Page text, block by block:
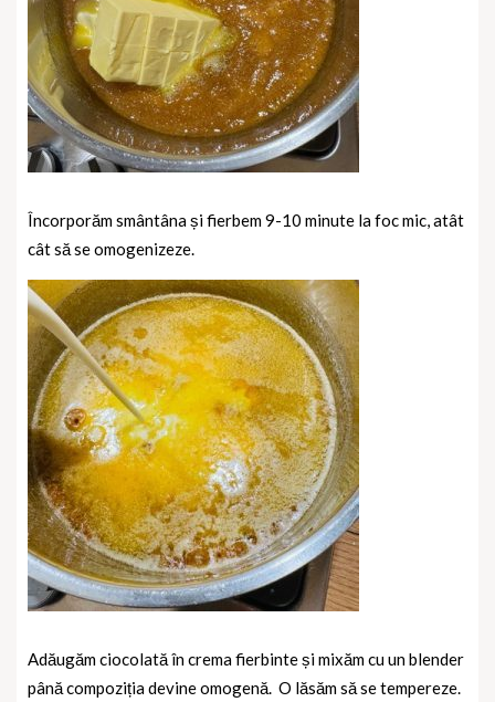
Încorporăm smântâna și fierbem 9-10 minute la foc mic, atât
cât să se omogenizeze.
Adăugăm ciocolată în crema fierbinte și mixăm cu un blender
până compoziția devine omogenă. O lăsăm să se tempereze.